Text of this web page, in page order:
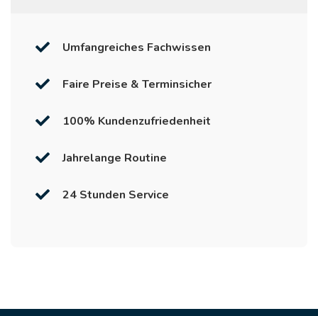
Umfangreiches Fachwissen
Faire Preise & Terminsicher
100% Kundenzufriedenheit
Jahrelange Routine
24 Stunden Service